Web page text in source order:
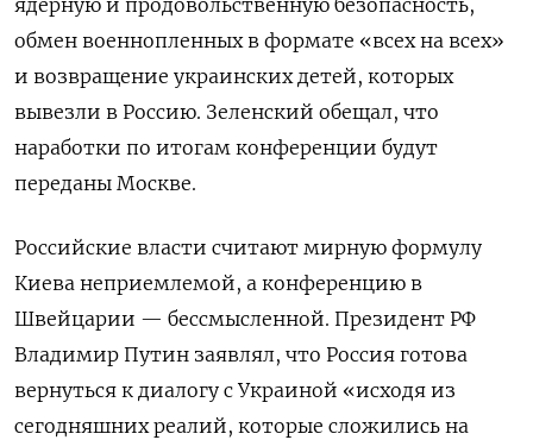
ядерную и продовольственную безопасность,
обмен военнопленных в формате «всех на всех»
и возвращение украинских детей, которых
вывезли в Россию. Зеленский обещал, что
наработки по итогам конференции будут
переданы Москве.
Российские власти считают мирную формулу
Киева неприемлемой, а конференцию в
Швейцарии — бессмысленной. Президент РФ
Владимир Путин заявлял, что Россия готова
вернуться к диалогу с Украиной «исходя из
сегодняшних реалий, которые сложились на